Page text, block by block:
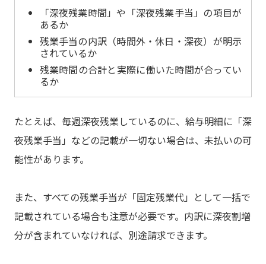
「深夜残業時間」や「深夜残業手当」の項目が
あるか
残業手当の内訳（時間外・休日・深夜）が明示
されているか
残業時間の合計と実際に働いた時間が合ってい
るか
たとえば、毎週深夜残業しているのに、給与明細に「深
夜残業手当」などの記載が一切ない場合は、未払いの可
能性があります。
また、すべての残業手当が「固定残業代」として一括で
記載されている場合も注意が必要です。内訳に深夜割増
分が含まれていなければ、別途請求できます。